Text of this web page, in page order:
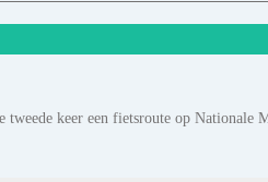
tweede keer een fietsroute op